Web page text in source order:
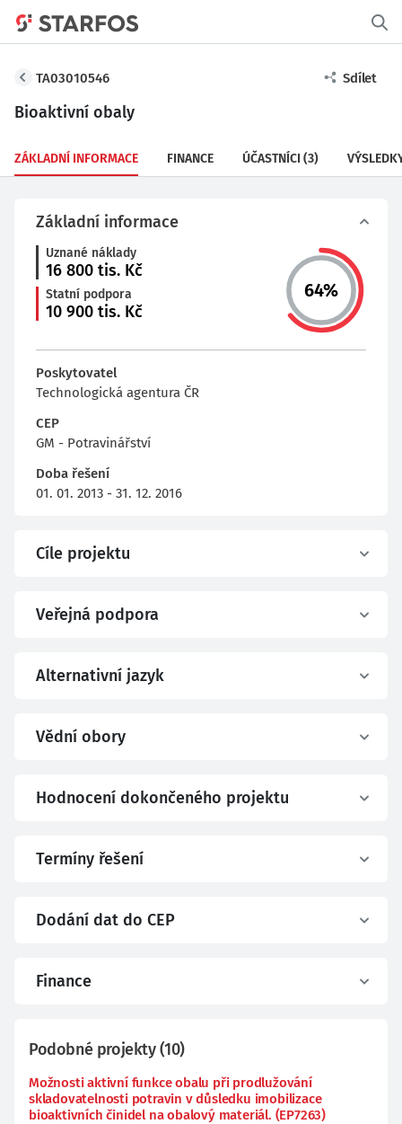
TA03010546 Sdílet
Bioaktivní obaly
ZÁKLADNÍ INFORMACE FINANCE ÚČASTNÍCI (3)
Základní informace
Uznané náklady
16 800 tis. Kč
Statní podpora
10 900 tis. Kč
64%
Poskytovatel
Technologická agentura ČR
CEP
GM - Potravinářství
Doba řešení
01. 01. 2013 - 31. 12. 2016
Cíle projektu
Veřejná podpora
Alternativní jazyk
Vědní obory
Hodnocení dokončeného projektu
Termíny řešení
Dodání dat do CEP
Finance
Podobné projekty(10)
Možnosti aktivní funkce obalu při prodlužování
skladovatelnosti potravin v důsledku imobilizace
bioaktivních činidel na obalový materiál. (EP7263)